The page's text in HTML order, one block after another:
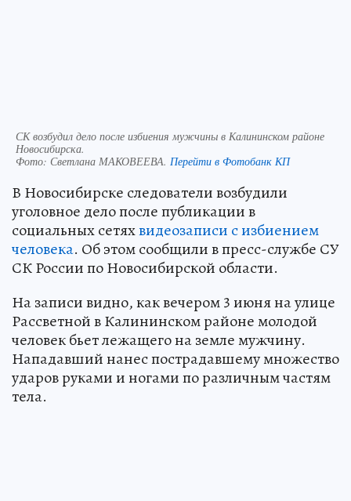
СК возбудил дело после избиения мужчины в Калининском районе
Новосибирска.
Фото: Светлана МАКОВЕЕВА. Перейти в Фотобанк КП
В Новосибирске следователи возбудили
уголовное дело после публикации в
социальных сетяхвидеозаписи с избиением
человека. Об этом сообщили в пресс-службе СУ
СК России по Новосибирской области.
На записи видно, как вечером 3 июня на улице
Рассветной в Калининском районе молодой
человек бьет лежащего на земле мужчину.
Нападавший нанес пострадавшему множество
ударов руками и ногами по различным частям
тела.